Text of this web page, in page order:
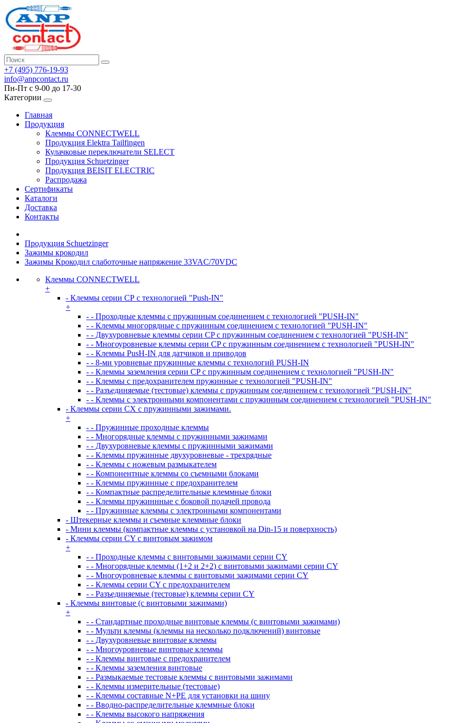
+7 (495) 776-19-93
info@anpcontact.ru
Пн-Пт с 9-00 до 17-30
Категории
Главная
Продукция
Клеммы CONNECTWELL
Продукция Elektra Tailfingen
Кулачковые переключатели SELECT
Продукция Schuetzinger
Продукция BEISIT ELECTRIC
Распродажа
Сертификаты
Каталоги
Доставка
Контакты
Продукция Schuetzinger
Зажимы крокодил
Зажимы Крокодил слаботочные напряжение 33VAC/70VDC
Клеммы CONNECTWELL
+
- Клеммы серии СР с технологией "Push-IN"
+
- - Проходные клеммы с пружинным соединением с технологией "PUSH-IN"
- - Клеммы многорядные с пружинным соединением с технологией "PUSH-IN"
- - Двухуровневые клеммы серии CP с пружинным соединением с технологией "PUSH-IN"
- - Многоуровневые клеммы серии CP с пружинным соединением с технологией "PUSH-IN"
- - Клеммы PusH-IN для датчиков и приводов
- - 8-ми уровневые пружинные клеммы с технологий PUSH-IN
- - Клеммы заземления серии CP с пружинным соединением с технологией "PUSH-IN"
- - Клеммы с предохранителем пружинные с технологией "PUSH-IN"
- - Разъединяемые (тестовые) клеммы с пружинным соединением с технологией "PUSH-IN"
- - Клеммы с электронными компонентами с пружинным соединением с технологией "PUSH-IN"
- Клеммы серии CX с пружинными зажимами.
+
- - Пружинные проходные клеммы
- - Многорядные клеммы с пружинными зажимами
- - Двухуровневые клеммы с пружинными зажимами
- - Клеммы пружинные двухуровневые - трехрядные
- - Клеммы с ножевым размыкателем
- - Компонентные клеммы со съемными блоками
- - Клеммы пружинные с предохранителем
- - Компактные распределительные клеммные блоки
- - Клеммы пружиннные с боковой подачей провода
- - Пружинные клеммы с электронными компонентами
- Штекерные клеммы и съемные клеммные блоки
- Мини клеммы (компактные клеммы с установкой на Din-15 и поверхность)
- Клеммы серии CY с винтовым зажимом
+
- - Проходные клеммы с винтовыми зажимами серии CY
- - Многорядные клеммы (1+2 и 2+2) с винтовыми зажимами серии CY
- - Многоуровневые клеммы с винтовыми зажимами серии CY
- - Клеммы серии CY с предохранителем
- - Разъединяемые (тестовые) клеммы серии CY
- Клеммы винтовые (с винтовыми зажимами)
+
- - Стандартные проходные винтовые клеммы (с винтовыми зажимами)
- - Мульти клеммы (клеммы на несколько подключений) винтовые
- - Двухуровневые винтовые клеммы
- - Многоуровневые винтовые клеммы
- - Клеммы винтовые с предохранителем
- - Клеммы заземления винтовые
- - Размыкаемые тестовые клеммы с винтовыми зажимами
- - Клеммы измерительные (тестовые)
- - Клеммы составные N+PE для установки на шину
- - Вводно-распределительные клеммные блоки
- - Клеммы высокого напряжения